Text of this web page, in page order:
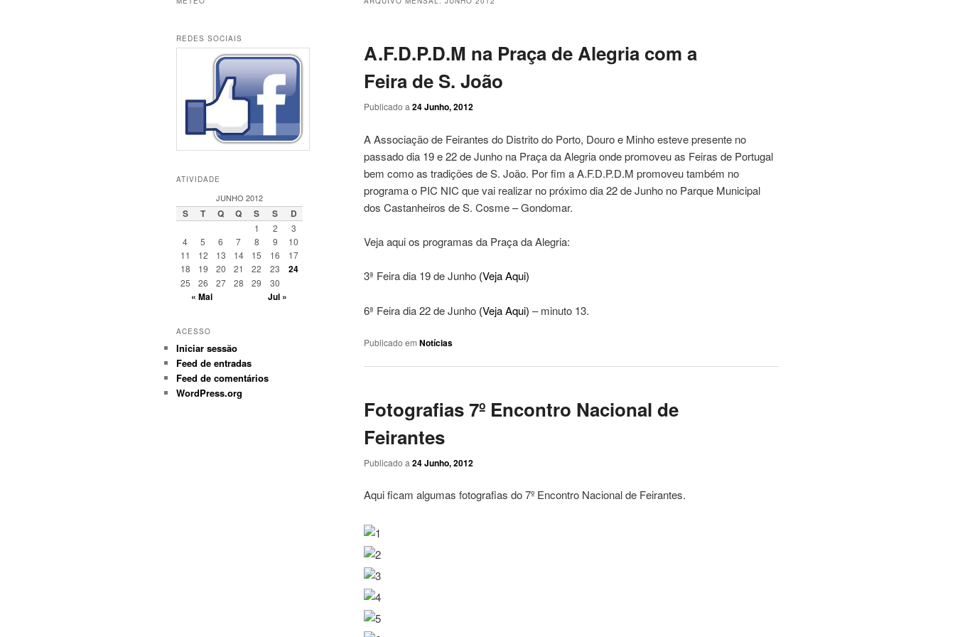
A.F.D.P.D.M na Praça de Alegria com a
Feira de S. João
Publicado a 24 Junho, 2012
A Associação de Feirantes do Distrito do Porto, Douro e Minho esteve presente no
passado dia 19 e 22 de Junho na Praça da Alegria onde promoveu as Feiras de Portugal
bem como as tradições de S. João. Por fim a A.F.D.P.D.M promoveu também no
programa o PIC NIC que vai realizar no próximo dia 22 de Junho no Parque Municipal
dos Castanheiros de S. Cosme – Gondomar.
Veja aqui os programas da Praça da Alegria:
3ª Feira dia 19 de Junho (Veja Aqui)
6ª Feira dia 22 de Junho (Veja Aqui) – minuto 13.
Publicado em Notícias
Fotografias 7º Encontro Nacional de
Feirantes
Publicado a 24 Junho, 2012
Aqui ficam algumas fotografias do 7º Encontro Nacional de Feirantes.
REDES SOCIAIS
ATIVIDADE
JUNHO 2012
S T Q Q S S D
1 2
3
4
5 6 7 8 9
10
11
12 13 14 15 16
17
18
19 20 21 22 23 24
25 26 27 28 29 30
« Mai Jul »
ACESSO
Iniciar sessão
Feed de entradas
Feed de comentários
WordPress.org